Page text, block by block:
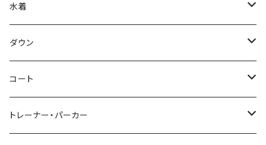
水着
～44/S
46/M
48/L
ダウン
～44/S
46/M
コート
～44/S
トレーナー・パーカー